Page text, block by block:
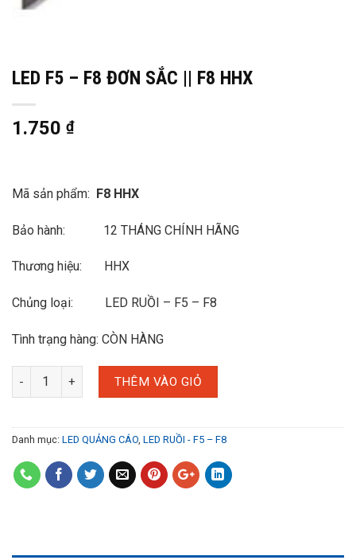
LED F5 – F8 ĐƠN SẮC || F8 HHX
1.750 ₫
Mã sản phẩm: F8 HHX
Bảo hành: 12 THÁNG CHÍNH HÃNG
Thương hiệu: HHX
Chủng loại: LED RUỒI – F5 – F8
Tình trạng hàng: CÒN HÀNG
THÊM VÀO GIỎ
Danh mục: LED QUẢNG CÁO LED RUỒI - F5 – F8